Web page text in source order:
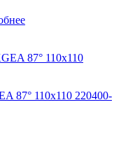
87° 110x110 220400-